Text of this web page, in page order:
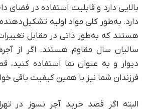
بالایی دارد و قابلیت استفاده در فضای
دارد. به‌طور کلی مواد اولیه
هستند که به‌طور ذاتی در مقابل
سالیان سال مقاوم هستند. اگر از
دیوار و به عنوان نما استفاده کنید،
فرزندان شما نیز با همین کیفیت باقی
البته اگر قصد خرید آجر نسوز در